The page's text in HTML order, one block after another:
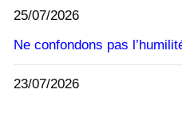
25/07/2026
Ne confondons pas
23/07/2026